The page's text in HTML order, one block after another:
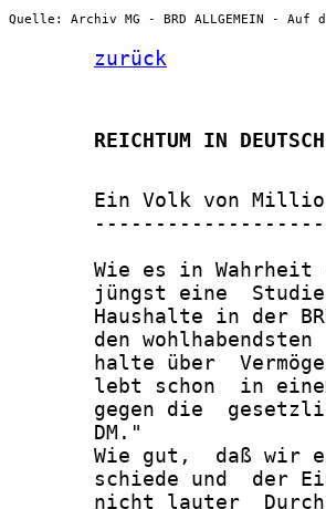
Quelle: Archiv MG - BRD ALLGEMEIN - Auf
zurück
REICHTUM IN
Ein Volk von
Wie es in Wahrheit
jüngst eine
Haushalte in der
den wohlhabendsten
halte über
lebt schon  in
gegen die
       DM."
Wie gut,  daß wir
schiede und  der
nicht lauter